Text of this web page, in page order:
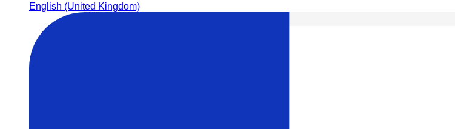
English (United Kingdom)